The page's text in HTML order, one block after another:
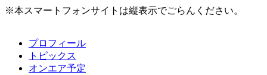
※本スマートフォンサイトは縦表示でごらんください。
プロフィール
トピックス
オンエア予定